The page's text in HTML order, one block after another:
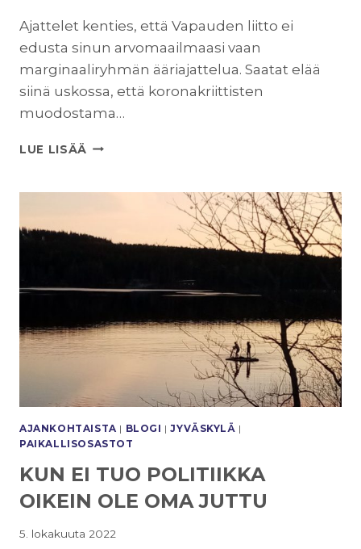
Ajattelet kenties, että Vapauden liitto ei
edusta sinun arvomaailmaasi vaan
marginaaliryhmän ääriajattelua. Saatat elää
siinä uskossa, että koronakriittisten
muodostama…
LUE LISÄÄ MIKSI
VAPAUDEN
AJANKOHTAISTA | BLOGI |JYVÄSKYLÄ |
PAIKALLISOSASTOT
KUN EI TUO POLITIIKKA
OIKEIN OLE OMA JUTTU
5. lokakuuta 2022